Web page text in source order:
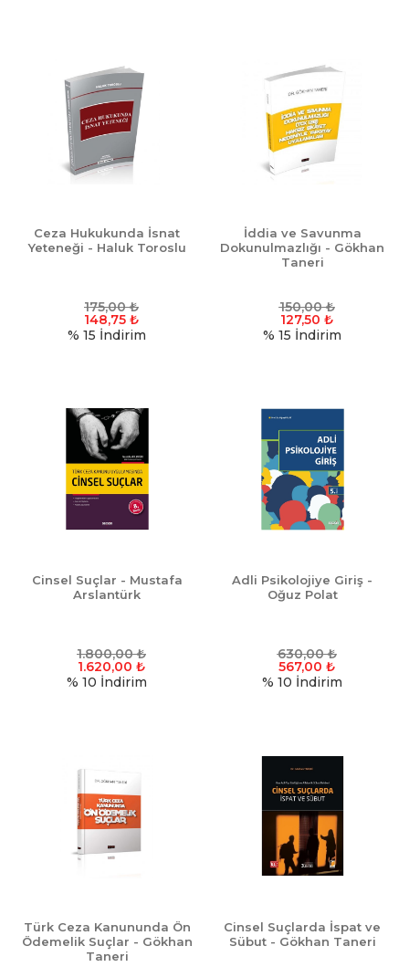
Ceza Hukukunda İsnat
Yeteneği - Haluk Toroslu
175,00₺
148,75 ₺
% 15 İndirim
İddia ve Savunma
Dokunulmazlığı - Gökhan
Taneri
150,00₺
127,50 ₺
% 15 İndirim
Cinsel Suçlar - Mustafa
Arslantürk
1.800,00₺
1.620,00 ₺
% 10 İndirim
Adli Psikolojiye Giriş -
Oğuz Polat
630,00₺
567,00 ₺
% 10 İndirim
Türk Ceza Kanununda Ön
Ödemelik Suçlar - Gökhan
Taneri
Cinsel Suçlarda İspat ve
Sübut - Gökhan Taneri